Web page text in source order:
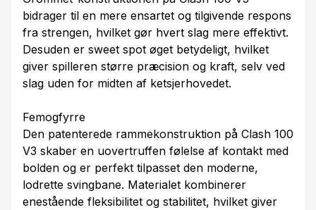
bidrager til en mere ensartet og tilgivende respons
fra strengen, hvilket gør hvert slag mere effektivt.
Desuden er sweet spot øget betydeligt, hvilket
giver spilleren større præcision og kraft, selv ved
slag uden for midten af ketsjerhovedet.
Femogfyrre
Den patenterede rammekonstruktion på Clash 100
V3 skaber en uovertruffen følelse af kontakt med
bolden og er perfekt tilpasset den moderne,
lodrette svingbane. Materialet kombinerer
enestående fleksibilitet og stabilitet, hvilket giver